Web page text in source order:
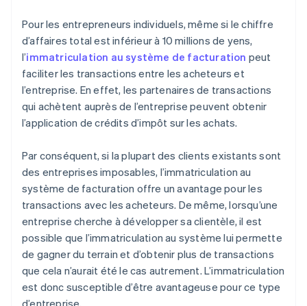
Pour les entrepreneurs individuels, même si le chiffre
d’affaires total est inférieur à 10 millions de yens,
l’immatriculation au système de facturation peut
faciliter les transactions entre les acheteurs et
l’entreprise. En effet, les partenaires de transactions
qui achètent auprès de l’entreprise peuvent obtenir
l’application de crédits d’impôt sur les achats.
Par conséquent, si la plupart des clients existants sont
des entreprises imposables, l’immatriculation au
système de facturation offre un avantage pour les
transactions avec les acheteurs. De même, lorsqu’une
entreprise cherche à développer sa clientèle, il est
possible que l’immatriculation au système lui permette
de gagner du terrain et d’obtenir plus de transactions
que cela n’aurait été le cas autrement. L’immatriculation
est donc susceptible d’être avantageuse pour ce type